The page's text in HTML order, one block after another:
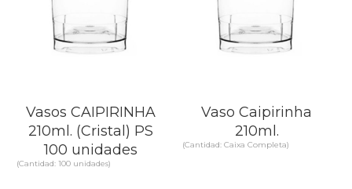
Vasos CAIPIRINHA
210ml. (Cristal) PS
100 unidades
(Cantidad: 100 unidades)
Vaso Caipirinha
210ml.
(Cantidad: Caixa Completa)